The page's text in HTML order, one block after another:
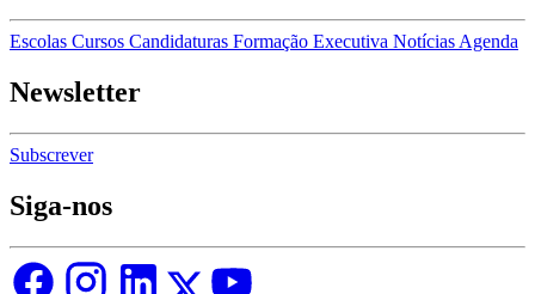
Escolas Cursos Candidaturas Formação Executiva Notícias Agenda
Newsletter
Subscrever
Siga-nos